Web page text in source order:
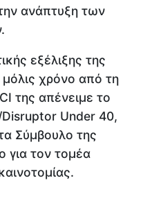
ανάπτυξη των
εξέλιξης της
χρόνο από τη
της απένειμε το
Disruptor Under 40,
Σύμβουλο της
για τον τομέα